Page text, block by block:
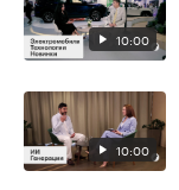
10:00
10:00